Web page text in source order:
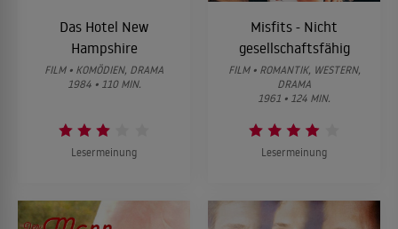
Das Hotel New
Hampshire
FILM • KOMÖDIEN, DRAMA
1984 • 110 MIN.
Lesermeinung
Misfits - Nicht
gesellschaftsfähig
FILM • ROMANTIK, WESTERN,
DRAMA
1961 • 124 MIN.
Lesermeinung